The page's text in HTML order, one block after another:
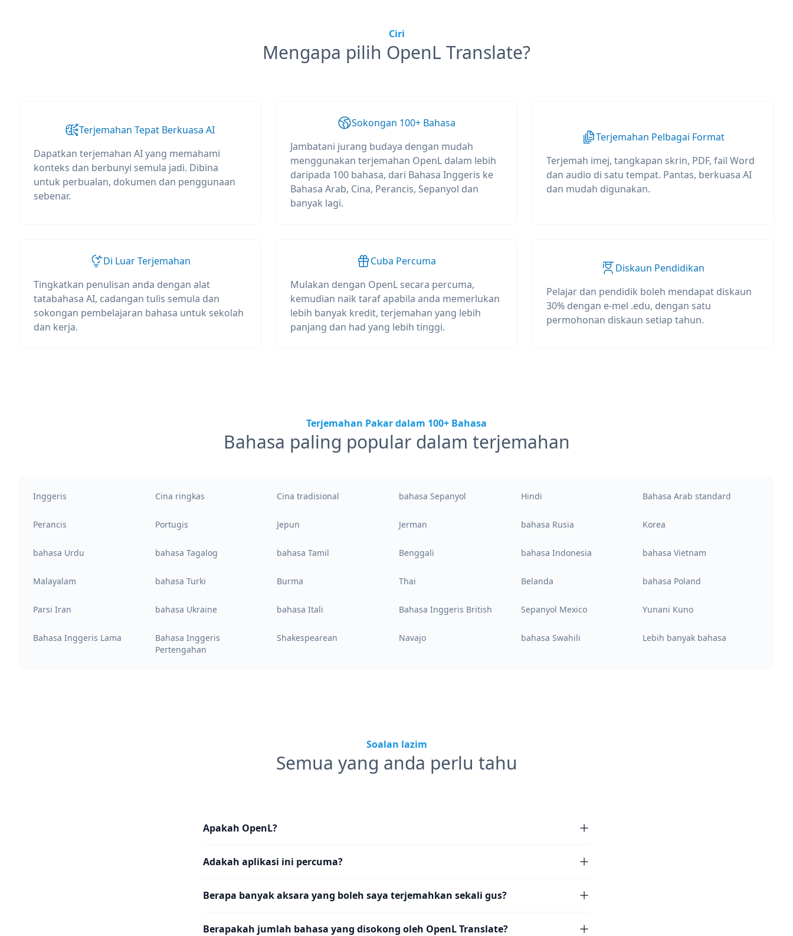
Ciri
Mengapa pilih OpenL Translate?
Terjemahan Tepat Berkuasa AI
Dapatkan terjemahan AI yang memahami
konteks dan berbunyi semula jadi. Dibina
untuk perbualan, dokumen dan penggunaan
sebenar.
Sokongan 100+ Bahasa
Jambatani jurang budaya dengan mudah
menggunakan terjemahan OpenL dalam lebih
daripada 100 bahasa, dari Bahasa Inggeris ke
Bahasa Arab, Cina, Perancis, Sepanyol dan
banyak lagi.
Terjemahan Pelbagai Format
Terjemah imej, tangkapan skrin, PDF, fail Word
dan audio di satu tempat. Pantas, berkuasa AI
dan mudah digunakan.
Di Luar Terjemahan
Tingkatkan penulisan anda dengan alat
tatabahasa AI, cadangan tulis semula dan
sokongan pembelajaran bahasa untuk sekolah
dan kerja.
Cuba Percuma
Mulakan dengan OpenL secara percuma,
kemudian naik taraf apabila anda memerlukan
lebih banyak kredit, terjemahan yang lebih
panjang dan had yang lebih tinggi.
Diskaun Pendidikan
Pelajar dan pendidik boleh mendapat diskaun
30% dengan e-mel .edu, dengan satu
permohonan diskaun setiap tahun.
Terjemahan Pakar dalam 100+ Bahasa
Bahasa paling popular dalam terjemahan
Inggeris Cina ringkas Cina tradisional bahasa Sepanyol Hindi Bahasa Arab standard
Perancis Portugis Jepun Jerman bahasa Rusia Korea
bahasa Urdu bahasa Tagalog bahasa Tamil Benggali bahasa Indonesia bahasa Vietnam
Malayalam bahasa Turki Burma Thai Belanda bahasa Poland
Parsi Iran bahasa Ukraine bahasa Itali Bahasa Inggeris British Sepanyol Mexico Yunani Kuno
Bahasa Inggeris Lama
Bahasa Inggeris
Pertengahan
Shakespearean Navajo bahasa Swahili Lebih banyak bahasa
Soalan lazim
Semua yang anda perlu tahu
Apakah OpenL?
Adakah aplikasi ini percuma?
Berapa banyak aksara yang boleh saya terjemahkan sekali gus?
Berapakah jumlah bahasa yang disokong oleh OpenL Translate?